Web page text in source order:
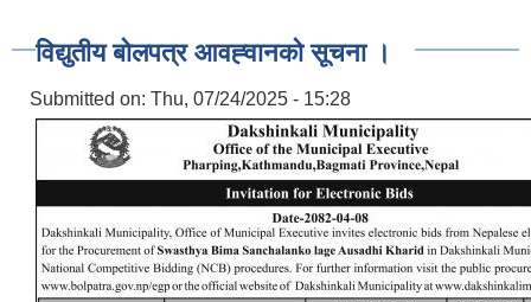
विद्युतीय बोलपत्र आवह्‍वानको सूचना ।
Submitted on: Thu, 07/24/2025 - 15:28